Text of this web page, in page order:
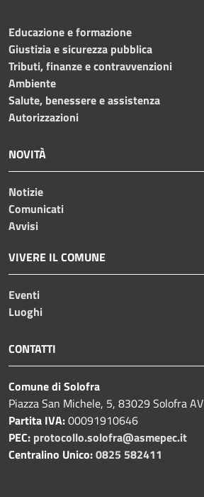
Educazione e formazione
Giustizia e sicurezza pubblica
Tributi, finanze e contravvenzioni
Ambiente
Salute, benessere e assistenza
Autorizzazioni
NOVITÀ
Notizie
Comunicati
Avvisi
VIVERE IL COMUNE
Eventi
Luoghi
CONTATTI
Comune di Solofra
Piazza San Michele, 5, 83029 Solofra AV
Partita IVA:00091910646
PEC: protocollo.solofra@asmepec.it
Centralino Unico:0825 582411